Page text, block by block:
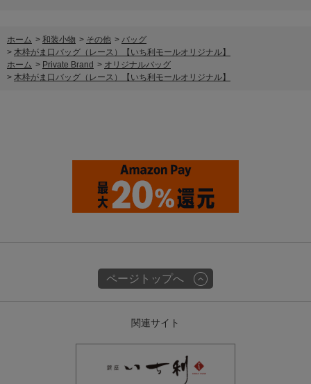
ホーム > 和装小物 > その他 > バッグ
> 木枠がま口バッグ（レース）【いち利モールオリジナル】
ホーム > Private Brand > オリジナルバッグ
> 木枠がま口バッグ（レース）【いち利モールオリジナル】
ページトップへ
関連サイト